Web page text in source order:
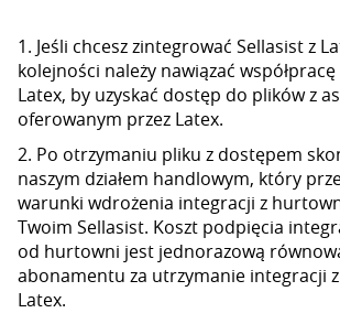
1. Jeśli chcesz zintegrować Sellasist z
kolejności należy nawiązać
Latex, by uzyskać dostęp do plików z
oferowanym przez Latex.
2. Po otrzymaniu pliku z dostępem
naszym działem handlowym, który
warunki wdrożenia integracji z
Twoim Sellasist. Koszt podpięcia
od hurtowni jest jednorazową
abonamentu za utrzymanie integracji
Latex.